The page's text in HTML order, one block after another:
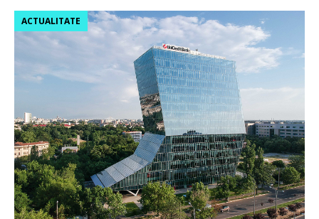
ACTUALITATE